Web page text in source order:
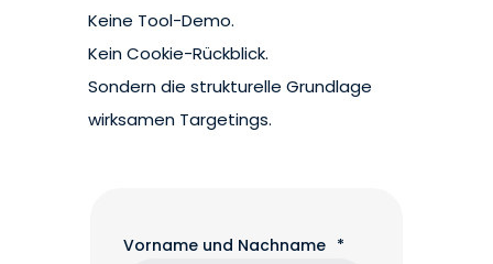
Keine Tool-Demo.
Kein Cookie-Rückblick.
Sondern die strukturelle Grundlage
wirksamen Targetings.
Vorname und Nachname *